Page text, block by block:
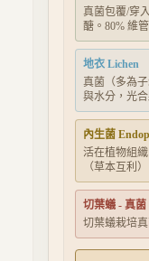
真菌包覆/穿
醣。80% 維
地衣 Lichen
真菌（多為
與水分，光
內生菌
活在植物組
（草本互利）
切葉蟻 - 真菌
切葉蟻栽培